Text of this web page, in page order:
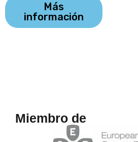
Más
información
Miembro de